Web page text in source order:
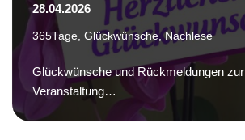
28.04.2026
365Tage Glückwünsche,Nachlese
Glückwünsche und Rückmeldungen zur
Veranstaltung…